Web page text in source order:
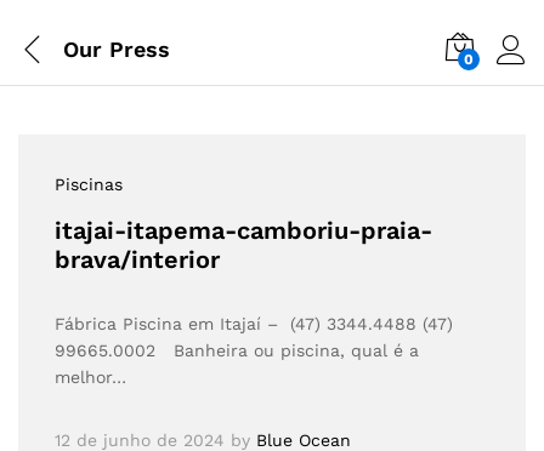
Our Press 0
Piscinas
itajai-itapema-camboriu-praia-
brava/interior
Fábrica Piscina em Itajaí – (47) 3344.4488 (47)
99665.0002 Banheira ou piscina, qual é a
melhor…
12 de junho de 2024 by Blue Ocean